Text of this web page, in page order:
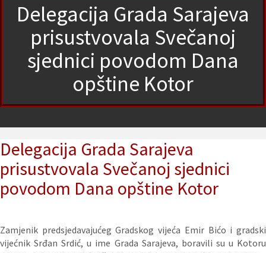
Delegacija Grada Sarajeva
prisustvovala Svečanoj
sjednici povodom Dana
opštine Kotor
Delegacija Grada Sarajeva
prisustvovala Svečanoj sjednici
povodom Dana opštine Kotor
Zamjenik predsjedavajućeg Gradskog vijeća Emir Bićo i gradski
vijećnik Srđan Srdić, u ime Grada Sarajeva, boravili su u Kotoru